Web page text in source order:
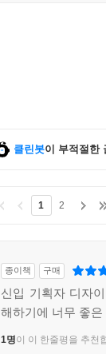
클린봇이 부적절한
1 2
종이책 구매
신입 기획자 디자
해하기에 너무 좋은
1명이 이 한줄평을 추천